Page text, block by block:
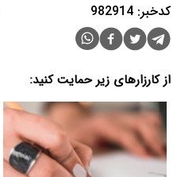
کدخبر: 982914
از کارزارهای زیر حمایت کنید: